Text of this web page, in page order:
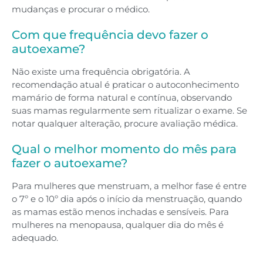
mudanças e procurar o médico.
Com que frequência devo fazer o
autoexame?
Não existe uma frequência obrigatória. A
recomendação atual é praticar o autoconhecimento
mamário de forma natural e contínua, observando
suas mamas regularmente sem ritualizar o exame. Se
notar qualquer alteração, procure avaliação médica.
Qual o melhor momento do mês para
fazer o autoexame?
Para mulheres que menstruam, a melhor fase é entre
o 7º e o 10º dia após o início da menstruação, quando
as mamas estão menos inchadas e sensíveis. Para
mulheres na menopausa, qualquer dia do mês é
adequado.